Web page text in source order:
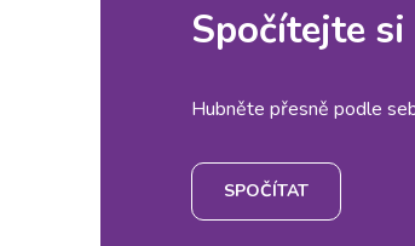
Spočítejte
Hubněte přesně podle
SPOČÍTAT